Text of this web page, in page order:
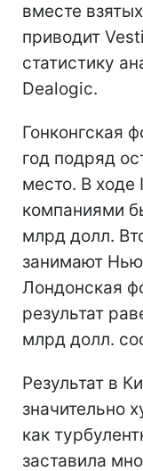
вместе
приводит
статистику
Dealogic.
Гонконгская
год подряд
место. В ходе
компаниями
млрд долл.
занимают
Лондонская
результат
млрд долл.
Результат в
значительно
как
заставила